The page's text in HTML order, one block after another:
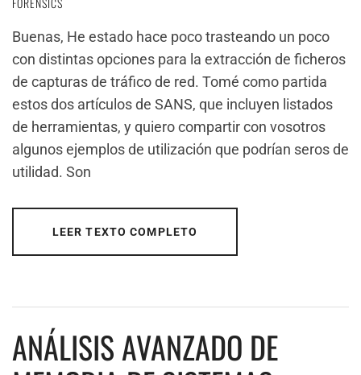
Buenas, He estado hace poco trasteando un poco
con distintas opciones para la extracción de ficheros
de capturas de tráfico de red. Tomé como partida
estos dos artículos de SANS, que incluyen listados
de herramientas, y quiero compartir con vosotros
algunos ejemplos de utilización que podrían seros de
utilidad. Son
LEER TEXTO COMPLETO
ANÁLISIS AVANZADO DE